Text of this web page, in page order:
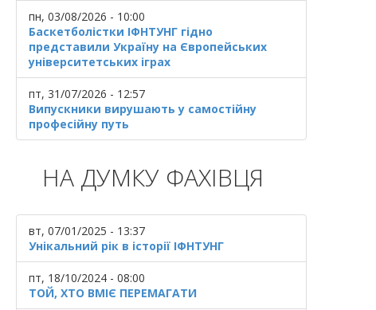
пн, 03/08/2026 - 10:00
Баскетболістки ІФНТУНГ гідно
представили Україну на Європейських
університетських іграх
пт, 31/07/2026 - 12:57
Випускники вирушають у самостійну
професійну путь
НА ДУМКУ ФАХІВЦЯ
вт, 07/01/2025 - 13:37
Унікальний рік в історії ІФНТУНГ
пт, 18/10/2024 - 08:00
ТОЙ, ХТО ВМІЄ ПЕРЕМАГАТИ